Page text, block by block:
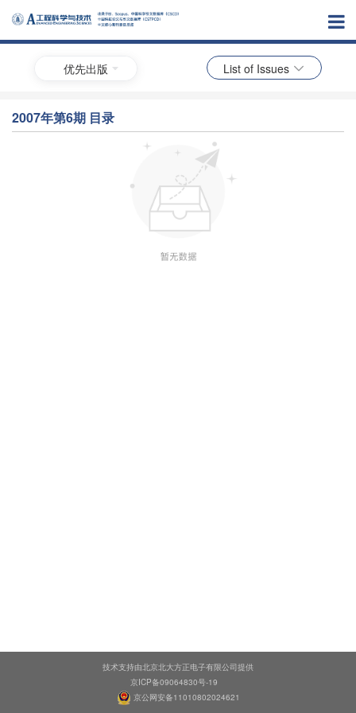
优先出版 List of Issues
2007年第6期 目录
技术支持由北京北大方正电子有限公司提供
京ICP备09064830号-19
京公网安备11010802024621